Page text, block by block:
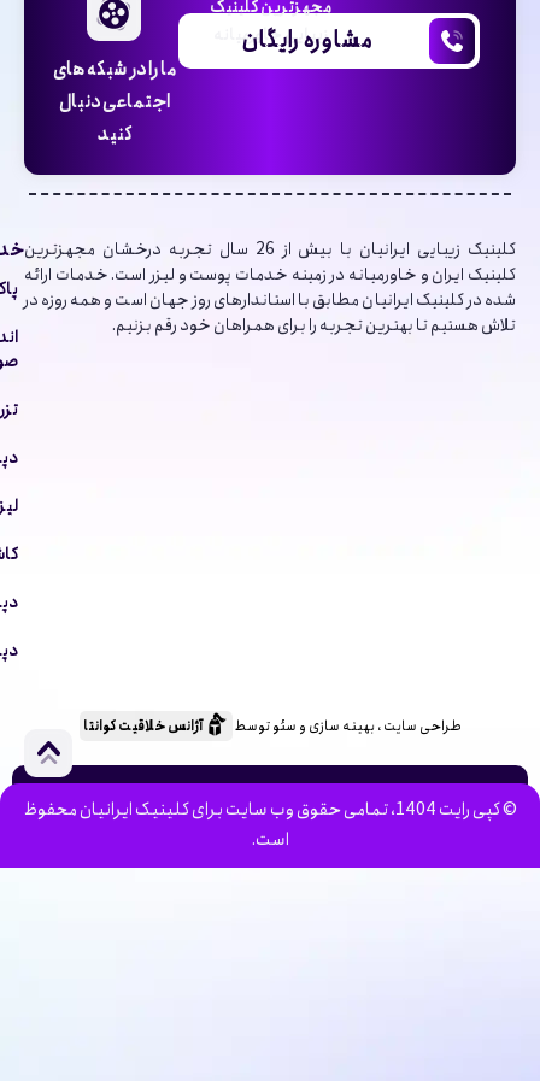
مشاوره رایگان
مجهزترین کلینیک
زیبایی خاورمیانه
ما را در شبکه های
اجتماعی دنبال
کنید
کلینیک‌ زیبایی ایرانیان با بیش از 26 سال تجربه درخشان مجهزترین
کلینیک ایران و خاورمیانه در زمینه خدمات پوست و لیزر است. خدمات ارائه
شده در کلینیک ایرانیان مطابق با استاندارهای روز جهان است و همه روزه در
تلاش هستیم تا بهترین تجربه را برای همراهان خود رقم بزنیم.
طراحی سایت ، بهینه سازی و سئو توسط آژانس خلاقیت کوانتا
© کپی رایت 1404، تمامی حقوق وب سایت برای کلینیک ایرانیان محفوظ
است.